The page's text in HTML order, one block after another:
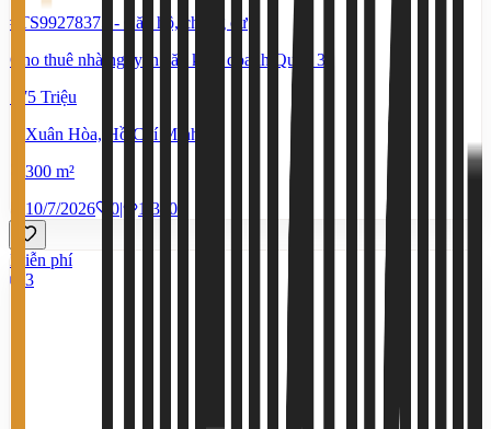
#TS99278375 -
Căn hộ, chung cư
Cho thuê nhà nguyên căn kinh doanh Quận 3
175 Triệu
Xuân Hòa, Hồ Chí Minh
300 m²
10/7/2026
0| 1.370
Miễn phí
3